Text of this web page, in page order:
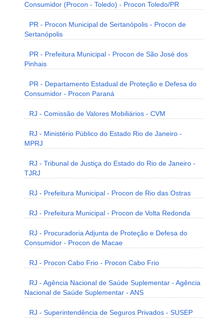
Consumidor (Procon - Toledo) - Procon Toledo/PR
PR - Procon Municipal de Sertanópolis - Procon de
Sertanópolis
PR - Prefeitura Municipal - Procon de São José dos
Pinhais
PR - Departamento Estadual de Proteção e Defesa do
Consumidor - Procon Paraná
RJ - Comissão de Valores Mobiliários - CVM
RJ - Ministério Público do Estado Rio de Janeiro -
MPRJ
RJ - Tribunal de Justiça do Estado do Rio de Janeiro -
TJRJ
RJ - Prefeitura Municipal - Procon de Rio das Ostras
RJ - Prefeitura Municipal - Procon de Volta Redonda
RJ - Procuradoria Adjunta de Proteção e Defesa do
Consumidor - Procon de Macae
RJ - Procon Cabo Frio - Procon Cabo Frio
RJ - Agência Nacional de Saúde Suplementar - Agência
Nacional de Saúde Suplementar - ANS
RJ - Superintendência de Seguros Privados - SUSEP